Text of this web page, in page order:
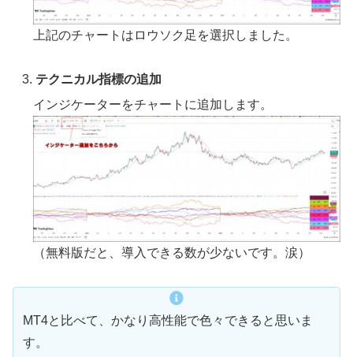
上記のチャートはロウソク足を選択しました。
テクニカル指標の追加
インジケーターをチャートに追加します。
（無料版だと、導入できる数が少ないです。涙）
MT4と比べて、かなり高性能で色々できると思いま
す。